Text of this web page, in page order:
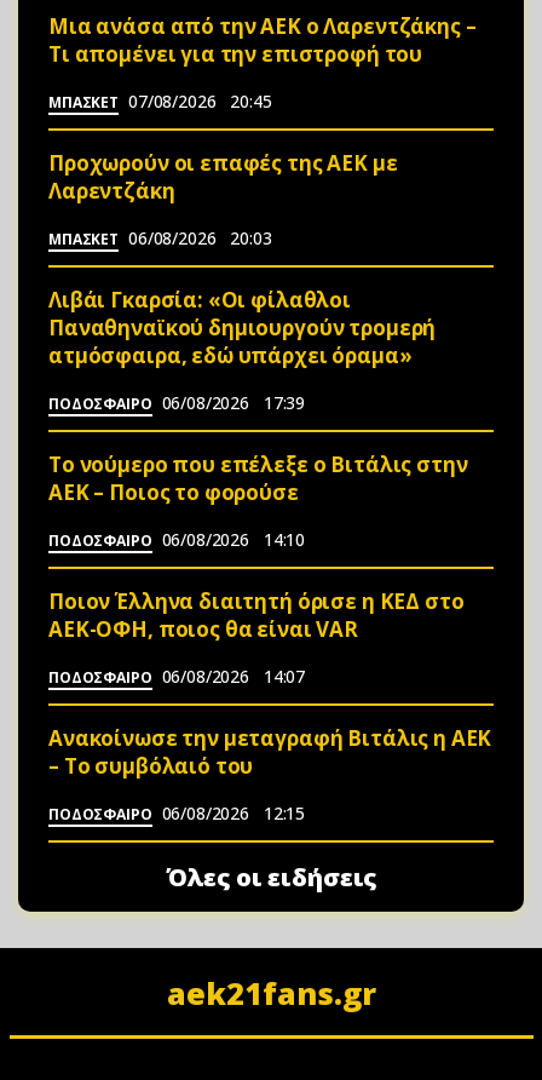
Μια ανάσα από την ΑΕΚ ο Λαρεντζάκης –
Τι απομένει για την επιστροφή του
ΜΠΑΣΚΕΤ 07/08/2026 20:45
Προχωρούν οι επαφές της ΑΕΚ με
Λαρεντζάκη
ΜΠΑΣΚΕΤ 06/08/2026 20:03
Λιβάι Γκαρσία: «Οι φίλαθλοι
Παναθηναϊκού δημιουργούν τρομερή
ατμόσφαιρα, εδώ υπάρχει όραμα»
ΠΟΔΟΣΦΑΙΡΟ 06/08/2026 17:39
Το νούμερο που επέλεξε ο Βιτάλις στην
ΑΕΚ – Ποιος το φορούσε
ΠΟΔΟΣΦΑΙΡΟ 06/08/2026 14:10
Ποιον Έλληνα διαιτητή όρισε η ΚΕΔ στο
ΑΕΚ-ΟΦΗ, ποιος θα είναι VAR
ΠΟΔΟΣΦΑΙΡΟ 06/08/2026 14:07
Ανακοίνωσε την μεταγραφή Βιτάλις η ΑΕΚ
– Το συμβόλαιό του
ΠΟΔΟΣΦΑΙΡΟ 06/08/2026 12:15
Όλες οι ειδήσεις
aek21fans.gr